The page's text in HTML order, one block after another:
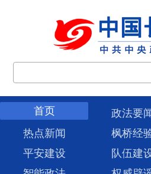
首页 政法要
热点新闻
枫桥经
平安建设
队伍建